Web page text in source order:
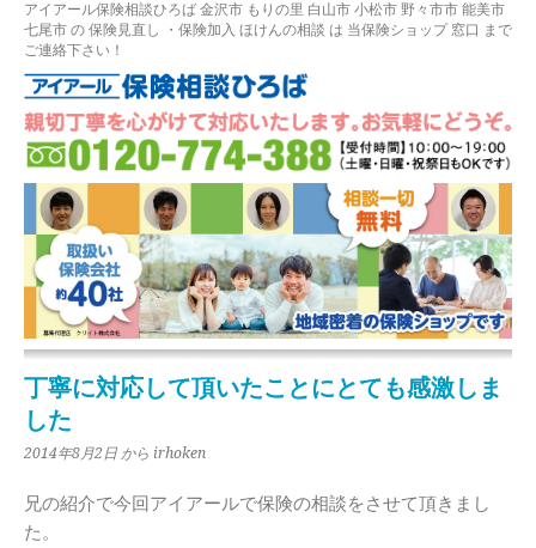
アイアール保険相談ひろば 金沢市 もりの里 白山市 小松市 野々市市 能美市
七尾市 の 保険見直し ・保険加入 ほけんの相談 は 当保険ショップ 窓口 まで
ご連絡下さい！
丁寧に対応して頂いたことにとても感激しま
した
2014年8月2日 から irhoken
兄の紹介で今回アイアールで保険の相談をさせて頂きまし
た。